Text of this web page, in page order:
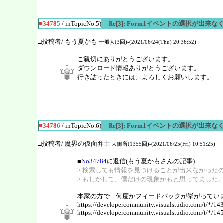
■34785 / inTopicNo.5) Re[3]: Form1イベントの選択が出来な
□投稿者/ もう夏かも 一般人(3回)-(2021/06/24(Thu) 20:36:52)
ご親切にありがとうございます。
ダウンロード情報ありがとうございます。
行き詰ったときには、よろしくお願いします。
■34786 / inTopicNo.6) Re[3]: Form1イベントの選択が出来な
□投稿者/ 魔界の仮面弁士 大御所(1355回)-(2021/06/25(Fri) 10:51:25)
■No34784に返信(もう夏かもさんの記事)
> 検索しても情報を見つけることが出来なかった
> もしかして、僕だけの現象かもと思ってました
本家の方で、何度かフィードバックが挙がってい
https://developercommunity.visualstudio.com/t/*/
https://developercommunity.visualstudio.com/t/*/